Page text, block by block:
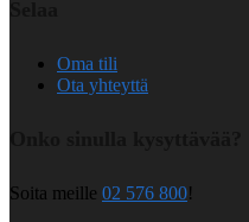
Oma tili
Ota yhteyttä
Soita meille 02 576 800!